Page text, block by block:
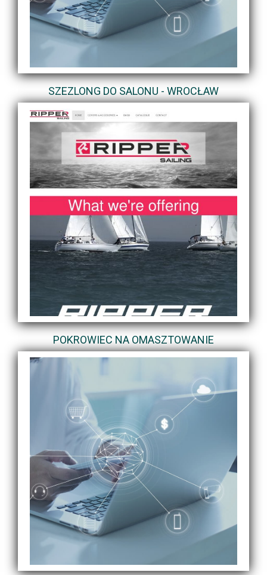
SZEZLONG DO SALONU - WROCŁAW
POKROWIEC NA OMASZTOWANIE